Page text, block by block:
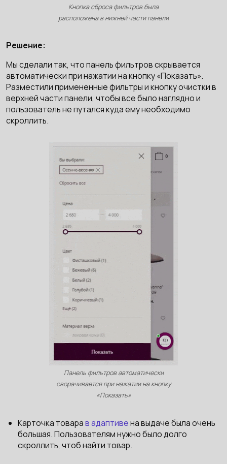
Кнопка сброса фильтров была
расположена в нижней части панели
Решение:
Мы сделали так, что панель фильтров скрывается
автоматически при нажатии на кнопку «Показать».
Разместили примененные фильтры и кнопку очистки в
верхней части панели, чтобы все было наглядно и
пользователь не путался куда ему необходимо
скроллить.
Панель фильтров автоматически
сворачивается при нажатии на кнопку
«Показать»
Карточка товарав адаптивена выдаче была очень
большая. Пользователям нужно было долго
скроллить, чтоб найти товар.